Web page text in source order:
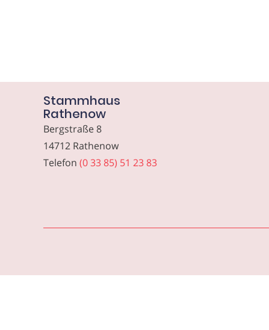
Stammhaus
Rathenow
Bergstraße 8
14712 Rathenow
Telefon (0 33 85) 51 23 83